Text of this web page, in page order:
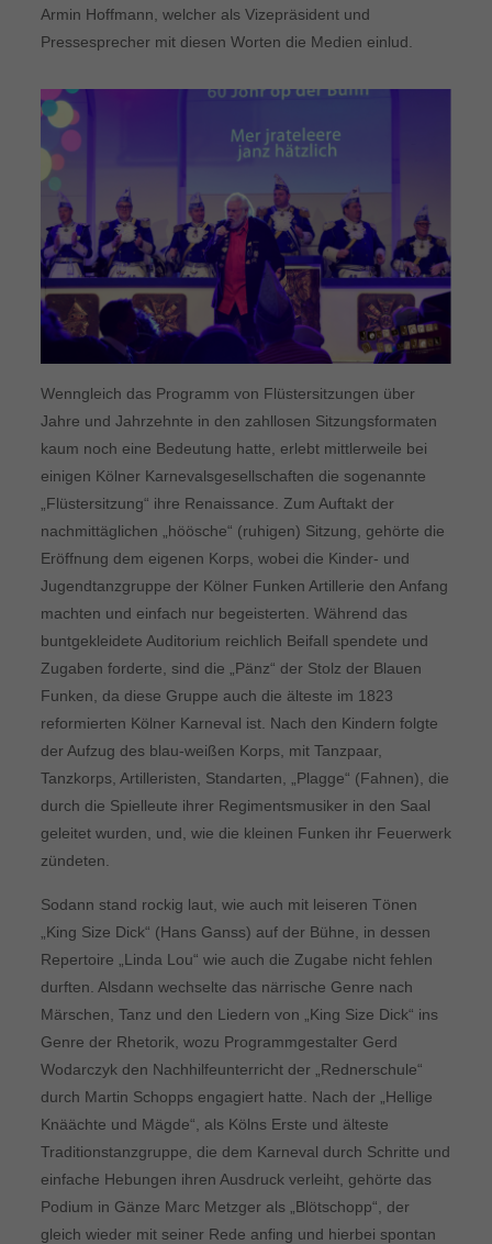
Armin Hoffmann, welcher als Vizepräsident und
Pressesprecher mit diesen Worten die Medien einlud.
Wenngleich das Programm von Flüstersitzungen über
Jahre und Jahrzehnte in den zahllosen Sitzungsformaten
kaum noch eine Bedeutung hatte, erlebt mittlerweile bei
einigen Kölner Karnevalsgesellschaften die sogenannte
„Flüstersitzung“ ihre Renaissance. Zum Auftakt der
nachmittäglichen „höösche“ (ruhigen) Sitzung, gehörte die
Eröffnung dem eigenen Korps, wobei die Kinder- und
Jugendtanzgruppe der Kölner Funken Artillerie den Anfang
machten und einfach nur begeisterten. Während das
buntgekleidete Auditorium reichlich Beifall spendete und
Zugaben forderte, sind die „Pänz“ der Stolz der Blauen
Funken, da diese Gruppe auch die älteste im 1823
reformierten Kölner Karneval ist. Nach den Kindern folgte
der Aufzug des blau-weißen Korps, mit Tanzpaar,
Tanzkorps, Artilleristen, Standarten, „Plagge“ (Fahnen), die
durch die Spielleute ihrer Regimentsmusiker in den Saal
geleitet wurden, und, wie die kleinen Funken ihr Feuerwerk
zündeten.
Sodann stand rockig laut, wie auch mit leiseren Tönen
„King Size Dick“ (Hans Ganss) auf der Bühne, in dessen
Repertoire „Linda Lou“ wie auch die Zugabe nicht fehlen
durften. Alsdann wechselte das närrische Genre nach
Märschen, Tanz und den Liedern von „King Size Dick“ ins
Genre der Rhetorik, wozu Programmgestalter Gerd
Wodarczyk den Nachhilfeunterricht der „Rednerschule“
durch Martin Schopps engagiert hatte. Nach der „Hellige
Knäächte und Mägde“, als Kölns Erste und älteste
Traditionstanzgruppe, die dem Karneval durch Schritte und
einfache Hebungen ihren Ausdruck verleiht, gehörte das
Podium in Gänze Marc Metzger als „Blötschopp“, der
gleich wieder mit seiner Rede anfing und hierbei spontan